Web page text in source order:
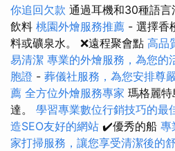
你追回欠款 通過耳機和30種語
飲料 桃園外燴服務推薦 - 選擇香
料或礦泉水。 ❌遠程聚會點 高品
易清潔 專業的外燴服務，為您的
胞證 - 葬儀社服務，為您安排尊
薦 全方位外燴服務專家 瑪格麗
達。 學習專業數位行銷技巧的最
造SEO友好的網站 ✔️優秀的船 專
家打掃服務，讓您享受清潔後的